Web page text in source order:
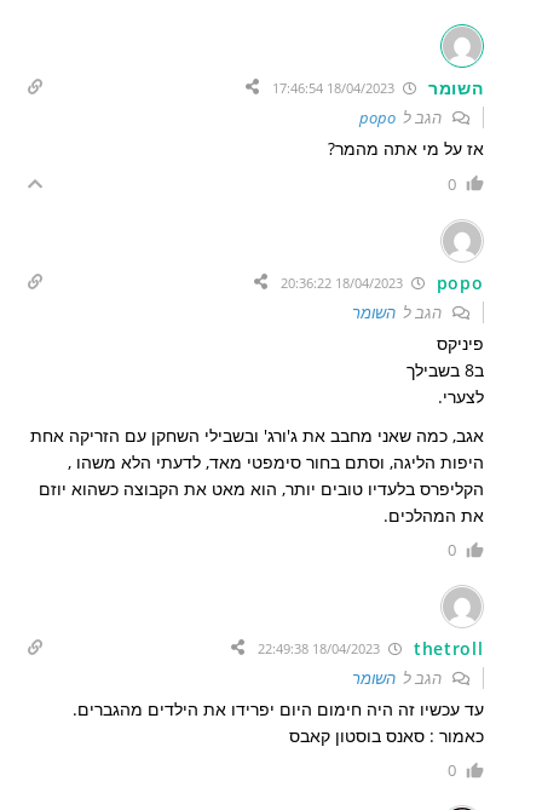
השומר
הגב לpopo
אז על מי אתה מהמר?
0
popo
18/04/2023 20:36:22
הגב להשומר
פיניקס
ב8 בשבילך
לצערי.
אגב, כמה שאני מחבב את ג'ורג' ובשבילי השחקן עם הזריקה אחת
היפות הליגה, וסתם בחור סימפטי מאד, לדעתי הלא משהו ,
הקליפרס בלעדיו טובים יותר, הוא מאט את הקבוצה כשהוא יוזם
את המהלכים.
0
thetroll
18/04/2023 22:49:38
הגב להשומר
עד עכשיו זה היה חימום היום יפרידו את הילדים מהגברים.
כאמור : סאנס בוסטון קאבס
0